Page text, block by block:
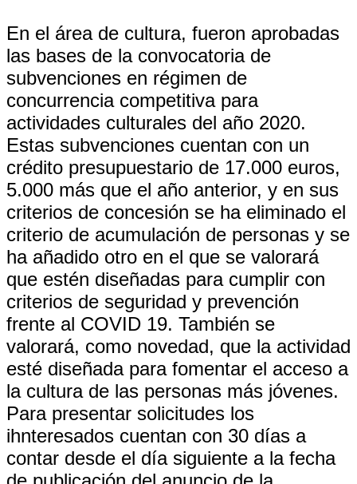
En el área de cultura, fueron aprobadas
las bases de la convocatoria de
subvenciones en régimen de
concurrencia competitiva para
actividades culturales del año 2020.
Estas subvenciones cuentan con un
crédito presupuestario de 17.000 euros,
5.000 más que el año anterior, y en sus
criterios de concesión se ha eliminado el
criterio de acumulación de personas y se
ha añadido otro en el que se valorará
que estén diseñadas para cumplir con
criterios de seguridad y prevención
frente al COVID 19. También se
valorará, como novedad, que la actividad
esté diseñada para fomentar el acceso a
la cultura de las personas más jóvenes.
Para presentar solicitudes los
ihnteresados cuentan con 30 días a
contar desde el día siguiente a la fecha